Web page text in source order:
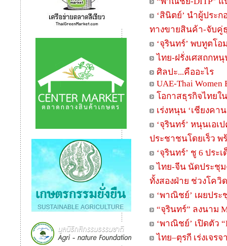
‘สินิตย์’ นำผู้ประก
ทางขายสินค้า-จับคู่
‘จุรินทร์’ พบทูตโ
ไทย-ฝรั่งเศสถกห
ศิลปะ...คืออะไร
UAE-Thai Women
โอกาสธุรกิจไทยใ
เร่งหนุน ‘เชียงค
‘จุรินทร์’ หนุนเอ
ประชาชนโดยเร็ว พ
‘จุรินทร์’ ชู 6 ประ
ไทย-จีน นัดประชุ
ทั้งสองฝ่าย ช่วงโควิ
‘พาณิชย์’ เผยปร
“จุรินทร์” ลงนาม
‘พาณิชย์’ เปิดตัว
ไทย–ตุรกี เร่งเจร